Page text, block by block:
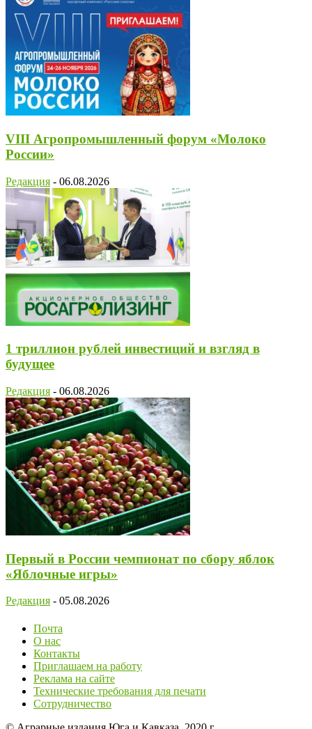
VIII Агропромышленный форум «Молоко
России»
Редакция - 06.08.2026
1 триллион рублей инвестиций и взгляд в
будущее
Редакция - 06.08.2026
Первый в России чемпионат по сбору яблок
«Яблочные игры»
Редакция - 05.08.2026
Почта
О нас
Контакты
Приглашаем на работу
Реклама на сайте
Технические требования для печати
Сотрудничество